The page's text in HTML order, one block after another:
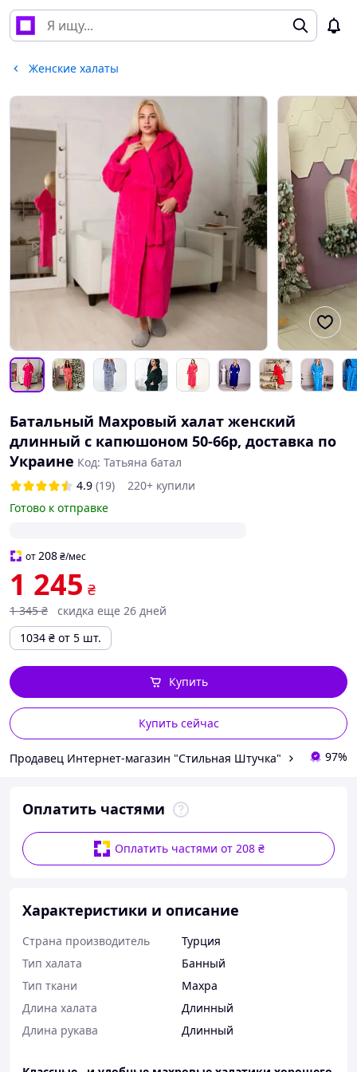
Женские халаты
Батальный Махровый халат женский
длинный с капюшоном 50-66р, доставка по
Украине Код: Татьяна батал
4.9 (19)
220+ купили
Готово к отправке
от208₴/мес
1 245 ₴
1 345 ₴
скидка еще 26 дней
1034 ₴ от 5 шт.
Купить сейчас
Купить
Продавец Интернет-магазин "Стильная Штучка" 97%
Оплатить частями
Оплатить частями от 208 ₴
Характеристики и описание
Страна производитель
Турция
Тип халата
Банный
Тип ткани
Махра
Длина халата
Длинный
Длина рукава
Длинный